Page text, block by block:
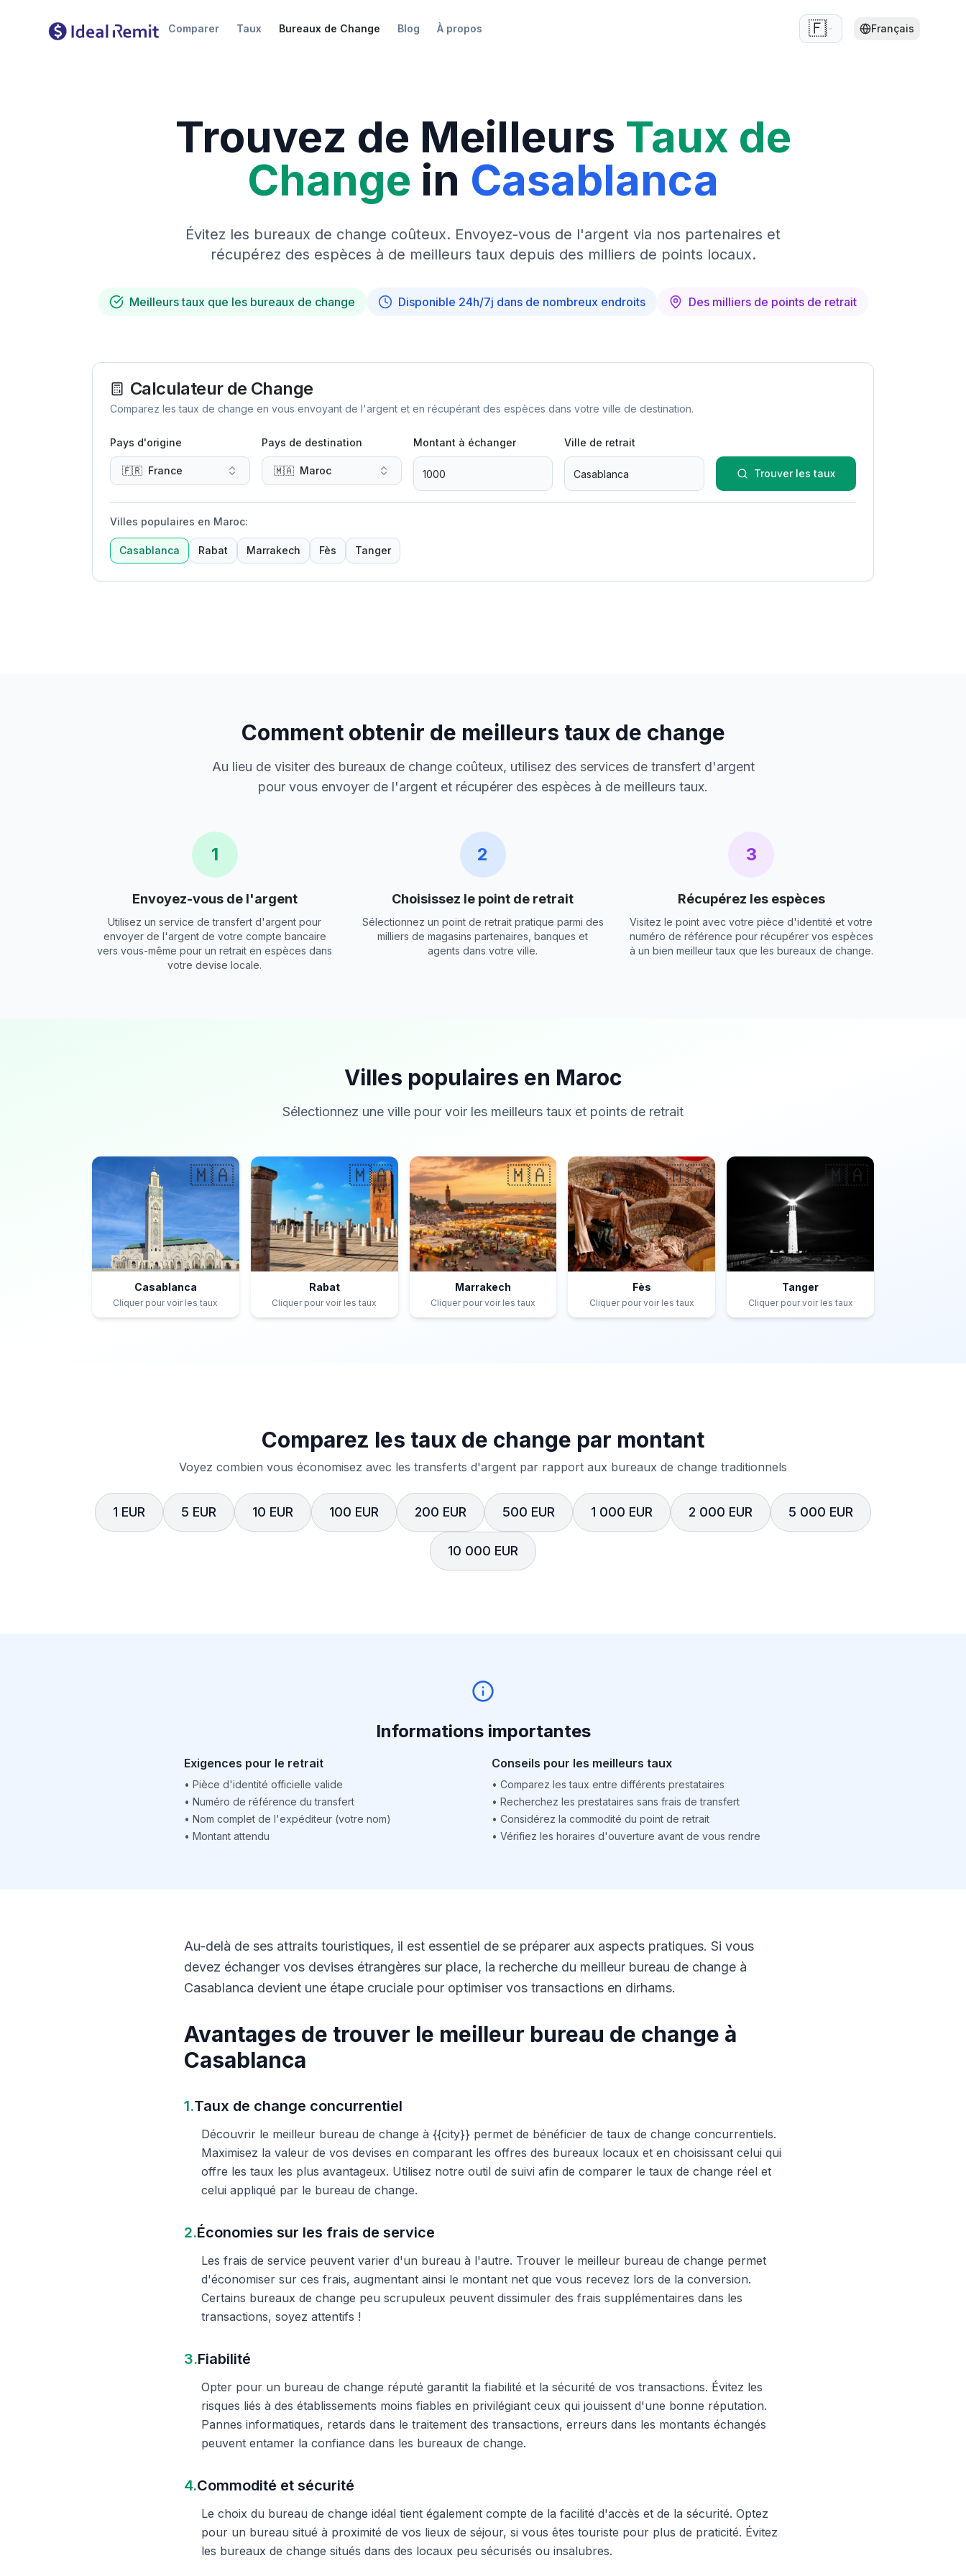
Comparer Taux Bureaux de Change Blog À propos 🇫🇷 Français
Trouvez de Meilleurs Taux de
Change in Casablanca
Évitez les bureaux de change coûteux. Envoyez-vous de l'argent via nos partenaires et
récupérez des espèces à de meilleurs taux depuis des milliers de points locaux.
Meilleurs taux que les bureaux de change Disponible 24h/7j dans de nombreux endroits Des milliers de points de retrait
Calculateur de Change
Comparez les taux de change en vous envoyant de l'argent et en récupérant des espèces dans votre ville de destination.
Pays d'origine
🇫🇷 France
Pays de destination
🇲🇦 Maroc
Montant à échanger Ville de retrait
Trouver les taux
Villes populaires en Maroc:
Casablanca Rabat Marrakech Fès Tanger
Comment obtenir de meilleurs taux de change
Au lieu de visiter des bureaux de change coûteux, utilisez des services de transfert d'argent
pour vous envoyer de l'argent et récupérer des espèces à de meilleurs taux.
1
Envoyez-vous de l'argent
Utilisez un service de transfert d'argent pour
envoyer de l'argent de votre compte bancaire
vers vous-même pour un retrait en espèces dans
votre devise locale.
2
Choisissez le point de retrait
Sélectionnez un point de retrait pratique parmi des
milliers de magasins partenaires, banques et
agents dans votre ville.
3
Récupérez les espèces
Visitez le point avec votre pièce d'identité et votre
numéro de référence pour récupérer vos espèces
à un bien meilleur taux que les bureaux de change.
Villes populaires en Maroc
Sélectionnez une ville pour voir les meilleurs taux et points de retrait
🇲🇦
Casablanca
Cliquer pour voir les taux
🇲🇦
Rabat
Cliquer pour voir les taux
🇲🇦
Marrakech
Cliquer pour voir les taux
🇲🇦
Fès
Cliquer pour voir les taux
🇲🇦
Tanger
Cliquer pour voir les taux
Comparez les taux de change par montant
Voyez combien vous économisez avec les transferts d'argent par rapport aux bureaux de change traditionnels
1 EUR 5 EUR 10 EUR 100 EUR 200 EUR 500 EUR 1 000 EUR 2 000 EUR 5 000 EUR
10 000 EUR
Informations importantes
Exigences pour le retrait
• Pièce d'identité officielle valide
• Numéro de référence du transfert
• Nom complet de l'expéditeur (votre nom)
• Montant attendu
Conseils pour les meilleurs taux
• Comparez les taux entre différents prestataires
• Recherchez les prestataires sans frais de transfert
• Considérez la commodité du point de retrait
• Vérifiez les horaires d'ouverture avant de vous rendre
Au-delà de ses attraits touristiques, il est essentiel de se préparer aux aspects pratiques. Si vous
devez échanger vos devises étrangères sur place, la recherche du meilleur bureau de change à
Casablanca devient une étape cruciale pour optimiser vos transactions en dirhams.
Avantages de trouver le meilleur bureau de change à
Casablanca
1.Taux de change concurrentiel
Découvrir le meilleur bureau de change à {{city}} permet de bénéficier de taux de change concurrentiels.
Maximisez la valeur de vos devises en comparant les offres des bureaux locaux et en choisissant celui qui
offre les taux les plus avantageux. Utilisez notre outil de suivi afin de comparer le taux de change réel et
celui appliqué par le bureau de change.
2.Économies sur les frais de service
Les frais de service peuvent varier d'un bureau à l'autre. Trouver le meilleur bureau de change permet
d'économiser sur ces frais, augmentant ainsi le montant net que vous recevez lors de la conversion.
Certains bureaux de change peu scrupuleux peuvent dissimuler des frais supplémentaires dans les
transactions, soyez attentifs !
3.Fiabilité
Opter pour un bureau de change réputé garantit la fiabilité et la sécurité de vos transactions. Évitez les
risques liés à des établissements moins fiables en privilégiant ceux qui jouissent d'une bonne réputation.
Pannes informatiques, retards dans le traitement des transactions, erreurs dans les montants échangés
peuvent entamer la confiance dans les bureaux de change.
4.Commodité et sécurité
Le choix du bureau de change idéal tient également compte de la facilité d'accès et de la sécurité. Optez
pour un bureau situé à proximité de vos lieux de séjour, si vous êtes touriste pour plus de praticité. Évitez
les bureaux de change situés dans des locaux peu sécurisés ou insalubres.